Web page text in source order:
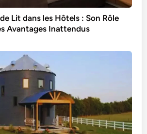
Lit dans les Hôtels : Son Rôle
Avantages Inattendus